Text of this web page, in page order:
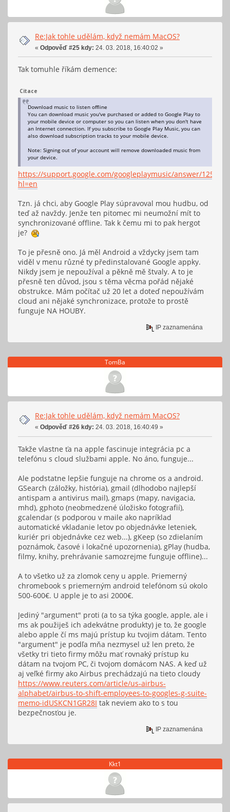
Re:Jak tohle udělám, když nemám MacOS?
« Odpověď #25 kdy: 24. 03. 2018, 16:40:02 »
Tak tomuhle říkám demence:
Citace
Download music to listen offline
You can download music you've purchased or added to Google Play to
your mobile device or computer so you can listen when you don't have
an Internet connection. If you subscribe to Google Play Music, you can
also download subscription tracks to your mobile device.
Note: Signing out of your account will remove downloaded music from
your device.
https://support.google.com/googleplaymusic/answer/
hl=en
Tzn. já chci, aby Google Play súpravoval mou hudbu, od
teď až navždy. Jenže ten pitomec mi neumožní mít to
synchronizované offline. Tak k čemu mi to pak hergot
je?
To je přesně ono. Já měl Android a vždycky jsem tam
viděl v menu různé ty předinstalované Google appky.
Nikdy jsem je nepoužíval a pěkně mě štvaly. A to je
přesně ten důvod, jsou s těma věcma pořád nějaké
obstrukce. Mám počítač už 20 let a doteď nepoužívám
cloud ani nějaké synchronizace, protože to prostě
funguje NA HOUBY.
IP zaznamenána
TomBa
Re:Jak tohle udělám, když nemám MacOS?
« Odpověď #26 kdy: 24. 03. 2018, 16:40:49 »
Takže vlastne ťa na apple fascinuje integrácia pc a
telefónu s cloud službami apple. No áno, funguje...
Ale podstatne lepšie funguje na chrome os a android.
GSearch (záložky, história), gmail (dlhodobo najlepší
antispam a antivirus mail), gmaps (mapy, navigacia,
mhd), gphoto (neobmedzené úložisko fotografií),
gcalendar (s podporou v maile ako napríklad
automatické vkladanie letov po objednávke leteniek,
kuriér pri objednávke cez web...), gKeep (so zdielaním
poznámok, časové i lokačné upozornenia), gPlay (hudba,
filmy, knihy, prehrávanie samozrejme funguje offline)...
A to všetko už za zlomok ceny u apple. Priemerný
chromebook s priemerným android telefónom sú okolo
500-600€. U apple je to asi 2000€.
Jediný "argument" proti (a to sa týka google, apple, ale i
ms ak použiješ ich adekvátne produkty) je to, že google
alebo apple čí ms majú prístup ku tvojim dátam. Tento
"argument" je podľa mňa nezmysel už len preto, že
všetky tri tieto firmy môžu mať rovnaký prístup ku
dátam na tvojom PC, či tvojom domácom NAS. A keď už
aj veľké firmy ako Airbus prechádzajú na tieto cloudy
https://www.reuters.com/article/us-airbus-
alphabet/airbus-to-shift-employees-to-googles-g-suite-
memo-idUSKCN1GR28I tak neviem ako to s tou
bezpečnosťou je.
IP zaznamenána
Kkt1